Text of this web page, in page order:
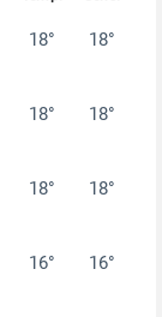
18° 18°
18° 18°
18° 18°
16° 16°